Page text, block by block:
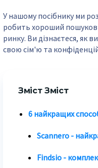
У нашому посібнику ми
робить хороший
ринку. Ви дізнаєтеся, як
свою сім'ю та
Зміст Зміст
6 найкращих
Scannero -
Findsio -